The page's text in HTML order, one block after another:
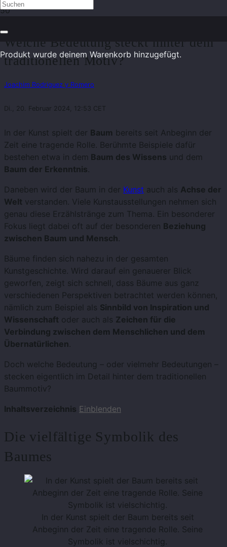
Produkt wurde deinem Warenkorb hinzugefügt.
Welche Bedeutung steckt hinter dem
traditionellen Motiv?
Joachim Rodriguez y Romero
Di., 20. Februar 2024, 12:53 CET
In der Kunst spielt der Baum bereits seit Anbeginn der
Zeit eine tragende Rolle. Berühmte Beispiele dafür
bestehen etwa in dem Baum des Wissens und dem
Baum der Erkenntnis.
Daneben wird der Baum in der Kunst auch als Achse der
Welt verstanden. Viele Kunstausstellungen nehmen sich
genau diese Erzählstränge zum Thema. Ein besonderer
Fokus liegt dabei oft auf der besonderen Beziehung
zwischen Baum und Mensch.
Bäume finden sich nahezu in der gesamten
Kunstgeschichte. Wird darauf ein genauerer Blick
geworfen, zeigt sich schnell, dass Bäume aus ganz
verschiedenen Perspektiven betrachtet werden können,
nämlich zum Beispiel als Sinnbild von Inspiration und
Wissenschaft oder auch als Zeichen für die
Verbindung zwischen dem Menschlichen und dem
Übernatürlichen.
Doch welche Bedeutung – oder vielmehr Bedeutungen –
stecken eigentlich im Detail hinter dem traditionellen
Baummotiv?
Inhaltsverzeichnis Einblenden
Die vielfältige Symbolik des
Baumes
In der Kunst spielt der Baum bereits seit
Anbeginn der Zeit eine tragende Rolle. Seine
Symbolik ist vielschichtig.